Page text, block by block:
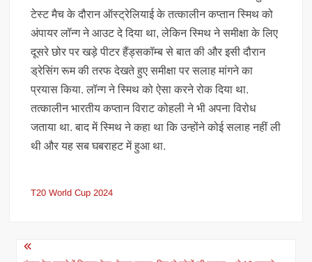
टेस्ट मैच के दौरान ऑस्ट्रेलियाई के तत्कालीन कप्तान स्मिथ को
अंपायर लॉन्ग ने आउट दे दिया था, लेकिन स्मिथ ने समीक्षा के लिए
दूसरे छोर पर खड़े पीटर हैंड्सकॉम्ब से बात की और इसी दौरान
ड्रेसिंग रूम की तरफ देखते हुए समीक्षा पर सलाह मांगने का
प्रयास किया. लॉन्ग ने स्मिथ को ऐसा करने रोक दिया था.
तत्कालीन भारतीय कप्तान विराट कोहली ने भी अपना विरोध
जताया था. बाद में स्मिथ ने कहा था कि उन्होंने कोई सलाह नहीं ली
थी और यह सब घबराहट में हुआ था.
T20 World Cup 2024
Post